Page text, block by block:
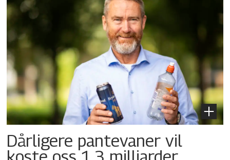
Dårligere pantevaner vil